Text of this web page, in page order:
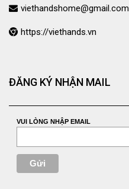
viethandshome@gmail.com
https://viethands.vn
ĐĂNG KÝ NHẬN MAIL
VUI LÒNG NHẬP EMAIL